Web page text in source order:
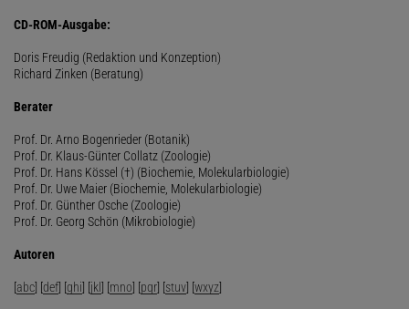
CD-ROM-Ausgabe:
Doris Freudig (Redaktion und Konzeption)
Richard Zinken (Beratung)
Berater
Prof. Dr. Arno Bogenrieder (Botanik)
Prof. Dr. Klaus-Günter Collatz (Zoologie)
Prof. Dr. Hans Kössel (†) (Biochemie, Molekularbiologie)
Prof. Dr. Uwe Maier (Biochemie, Molekularbiologie)
Prof. Dr. Günther Osche (Zoologie)
Prof. Dr. Georg Schön (Mikrobiologie)
Autoren
[abc] [def] [ghi] [jkl] [mno] [pqr] [stuv] [wxyz]